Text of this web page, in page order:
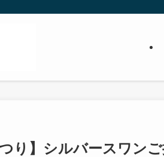
り】シルバースワン